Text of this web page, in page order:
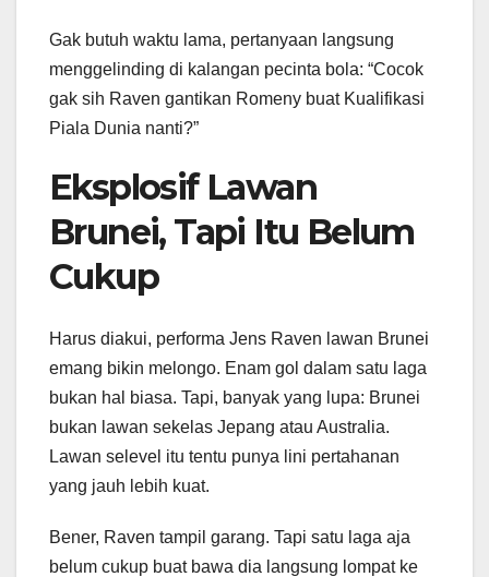
Gak butuh waktu lama, pertanyaan langsung
menggelinding di kalangan pecinta bola: “Cocok
gak sih Raven gantikan Romeny buat Kualifikasi
Piala Dunia nanti?”
Eksplosif Lawan
Brunei, Tapi Itu Belum
Cukup
Harus diakui, performa Jens Raven lawan Brunei
emang bikin melongo. Enam gol dalam satu laga
bukan hal biasa. Tapi, banyak yang lupa: Brunei
bukan lawan sekelas Jepang atau Australia.
Lawan selevel itu tentu punya lini pertahanan
yang jauh lebih kuat.
Bener, Raven tampil garang. Tapi satu laga aja
belum cukup buat bawa dia langsung lompat ke